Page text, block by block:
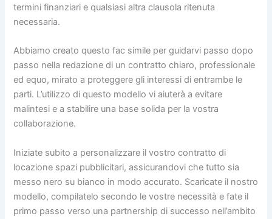
termini finanziari e qualsiasi altra clausola ritenuta
necessaria.
Abbiamo creato questo fac simile per guidarvi passo dopo
passo nella redazione di un contratto chiaro, professionale
ed equo, mirato a proteggere gli interessi di entrambe le
parti. L’utilizzo di questo modello vi aiuterà a evitare
malintesi e a stabilire una base solida per la vostra
collaborazione.
Iniziate subito a personalizzare il vostro contratto di
locazione spazi pubblicitari, assicurandovi che tutto sia
messo nero su bianco in modo accurato. Scaricate il nostro
modello, compilatelo secondo le vostre necessità e fate il
primo passo verso una partnership di successo nell’ambito